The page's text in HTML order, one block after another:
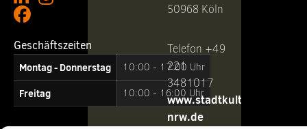
Geschäftszeiten
Montag - Donnerstag
10:00 - 17:00 Uhr
Freitag 10:00 - 16:00 Uhr
50968 Köln
Telefon +49
221
3481017
www.stadtkultur-
nrw.de